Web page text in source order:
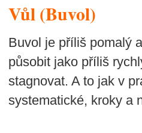
Vůl (Buvol)
Buvol je příliš pomalý
působit jako příliš
stagnovat. A to jak v
systematické, kroky a